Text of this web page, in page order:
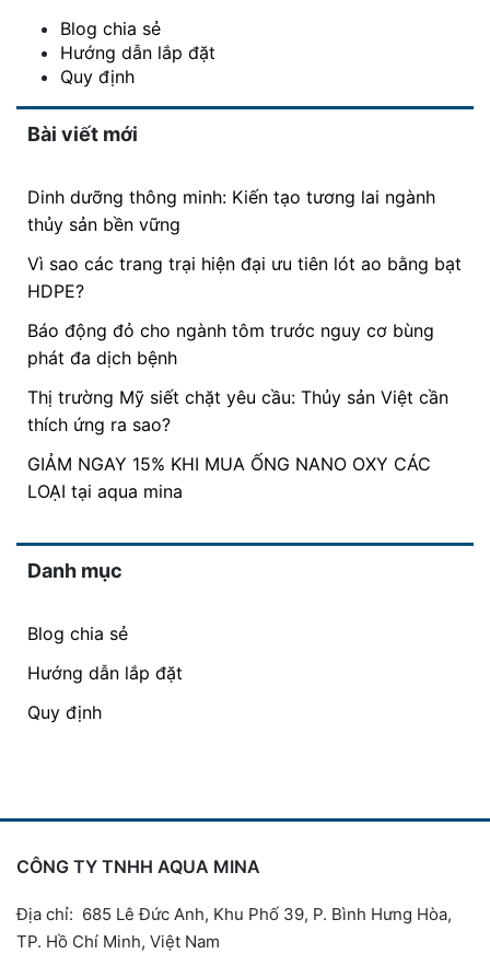
Blog chia sẻ
Hướng dẫn lắp đặt
Quy định
Bài viết mới
Dinh dưỡng thông minh: Kiến tạo tương lai ngành
thủy sản bền vững
Vì sao các trang trại hiện đại ưu tiên lót ao bằng bạt
HDPE?
Báo động đỏ cho ngành tôm trước nguy cơ bùng
phát đa dịch bệnh
Thị trường Mỹ siết chặt yêu cầu: Thủy sản Việt cần
thích ứng ra sao?
GIẢM NGAY 15% KHI MUA ỐNG NANO OXY CÁC
LOẠI tại aqua mina
Danh mục
Blog chia sẻ
Hướng dẫn lắp đặt
Quy định
CÔNG TY TNHH AQUA MINA
Địa chỉ: 685 Lê Đức Anh, Khu Phố 39, P. Bình Hưng Hòa,
TP. Hồ Chí Minh, Việt Nam